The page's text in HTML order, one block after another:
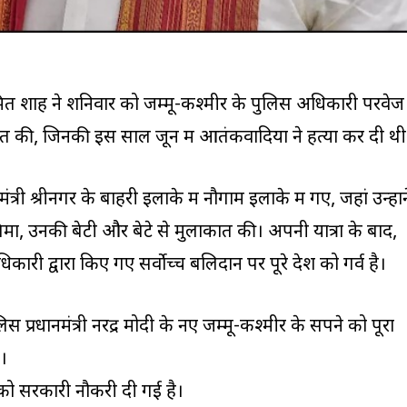
शाह ने शनिवार को जम्मू-कश्मीर के पुलिस अधिकारी परवेज
की, जिनकी इस साल जून में आतंकवादियों ने हत्या कर दी
श्रीनगर के बाहरी इलाके में नौगाम इलाके में गए, जहां
उनकी बेटी और बेटे से मुलाकात की। अपनी यात्रा के बाद,
द्वारा किए गए सर्वोच्च बलिदान पर पूरे देश को गर्व है।
प्रधानमंत्री नरेंद्र मोदी के नए जम्मू-कश्मीर के सपने को पूरा
सरकारी नौकरी दी गई है।